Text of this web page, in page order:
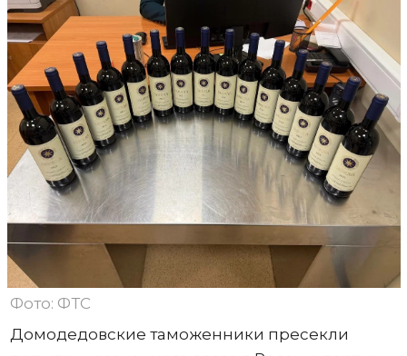
Фото: ФТС
Домодедовские таможенники пресекли